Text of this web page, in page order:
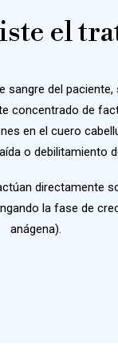
el
sangre del
concentrado de
en el cuero
o debilitamiento
directamente
la fase de
anágena).